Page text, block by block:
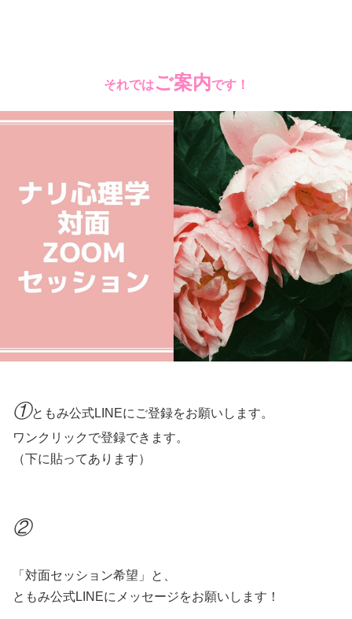
それではご案内です！
①ともみ公式LINEにご登録をお願いします。
ワンクリックで登録できます。
（下に貼ってあります）
②
「対面セッション希望」と、
ともみ公式LINEにメッセージをお願いします！